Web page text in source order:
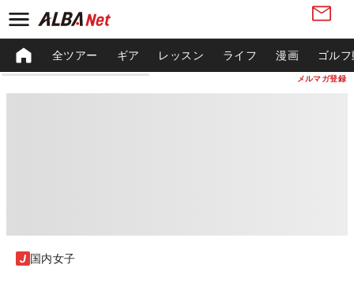
メルマガ登録
全ツアー ギア レッスン ライフ 漫画 ゴル
国内女子